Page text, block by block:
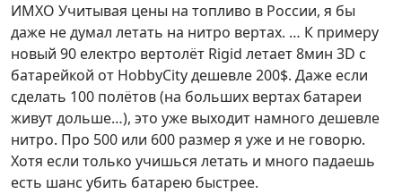
ИМХО Учитывая цены на топливо в России, я бы
даже не думал летать на нитро вертах. … К примеру
новый 90 електро вертолёт Rigid летает 8мин 3D с
батарейкой от HobbyCity дешевле 200$. Даже если
сделать 100 полётов (на больших вертах батареи
живут дольше…), это уже выходит намного дешевле
нитро. Про 500 или 600 размер я уже и не говорю.
Хотя если только учишься летать и много падаешь
есть шанс убить батарею быстрее.